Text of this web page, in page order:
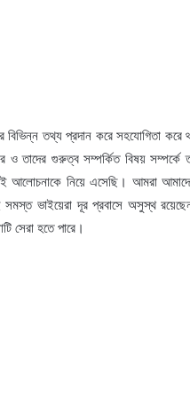
তথ্য প্রদান করে সহযোগিতা করে
ও তাদের গুরুত্ব সম্পর্কিত বিষয়
আলোচনাকে নিয়ে এসেছি। আমরা
ভাইয়েরা দূর প্রবাসে অসুস্থ
সেরা হতে পারে।